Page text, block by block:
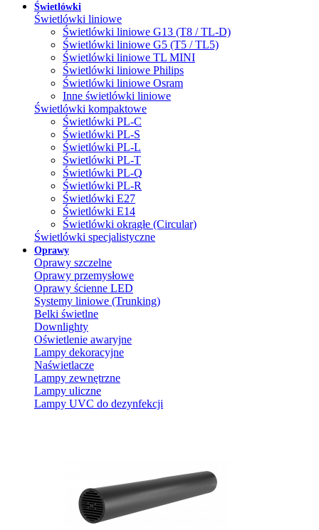
Świetlówki
Świetlówki liniowe
Świetlówki liniowe G13 (T8 / TL-D)
Świetlówki liniowe G5 (T5 / TL5)
Świetlówki liniowe TL MINI
Świetlówki liniowe Philips
Świetlówki liniowe Osram
Inne świetlówki liniowe
Świetlówki kompaktowe
Świetlówki PL-C
Świetlówki PL-S
Świetlówki PL-L
Świetlówki PL-T
Świetlówki PL-Q
Świetlówki PL-R
Świetlówki E27
Świetlówki E14
Świetlówki okrągłe (Circular)
Świetlówki specjalistyczne
Oprawy
Oprawy szczelne
Oprawy przemysłowe
Oprawy ścienne LED
Systemy liniowe (Trunking)
Belki świetlne
Downlighty
Oświetlenie awaryjne
Lampy dekoracyjne
Naświetlacze
Lampy zewnętrzne
Lampy uliczne
Lampy UVC do dezynfekcji